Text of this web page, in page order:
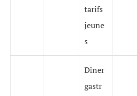
tarifs
jeune
s
Dîner
gastr